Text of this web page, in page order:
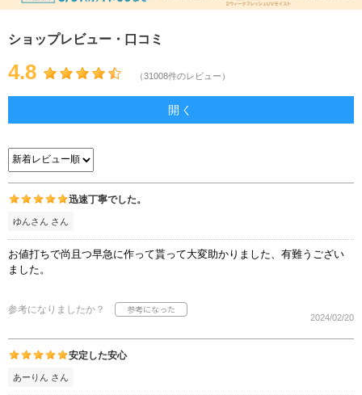
ショップレビュー・口コミ
4.8 （31008件のレビュー）
開く
迅速丁寧でした。
ゆんさん さん
お値打ちで尚且つ早急に作って貰って大変助かりました、有難うござい
ました。
参考になりましたか？
2024/02/20
安定した安心
あーりん さん